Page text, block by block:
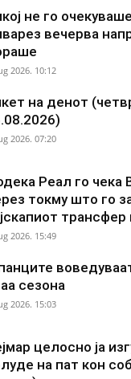
не го
вечерва
2026. 10:12
на денот
2026. 07:20
Реал го чека
токму што го
трансфер
2026. 15:49
сезона
2026. 15:03
целосно ја
на пат кон